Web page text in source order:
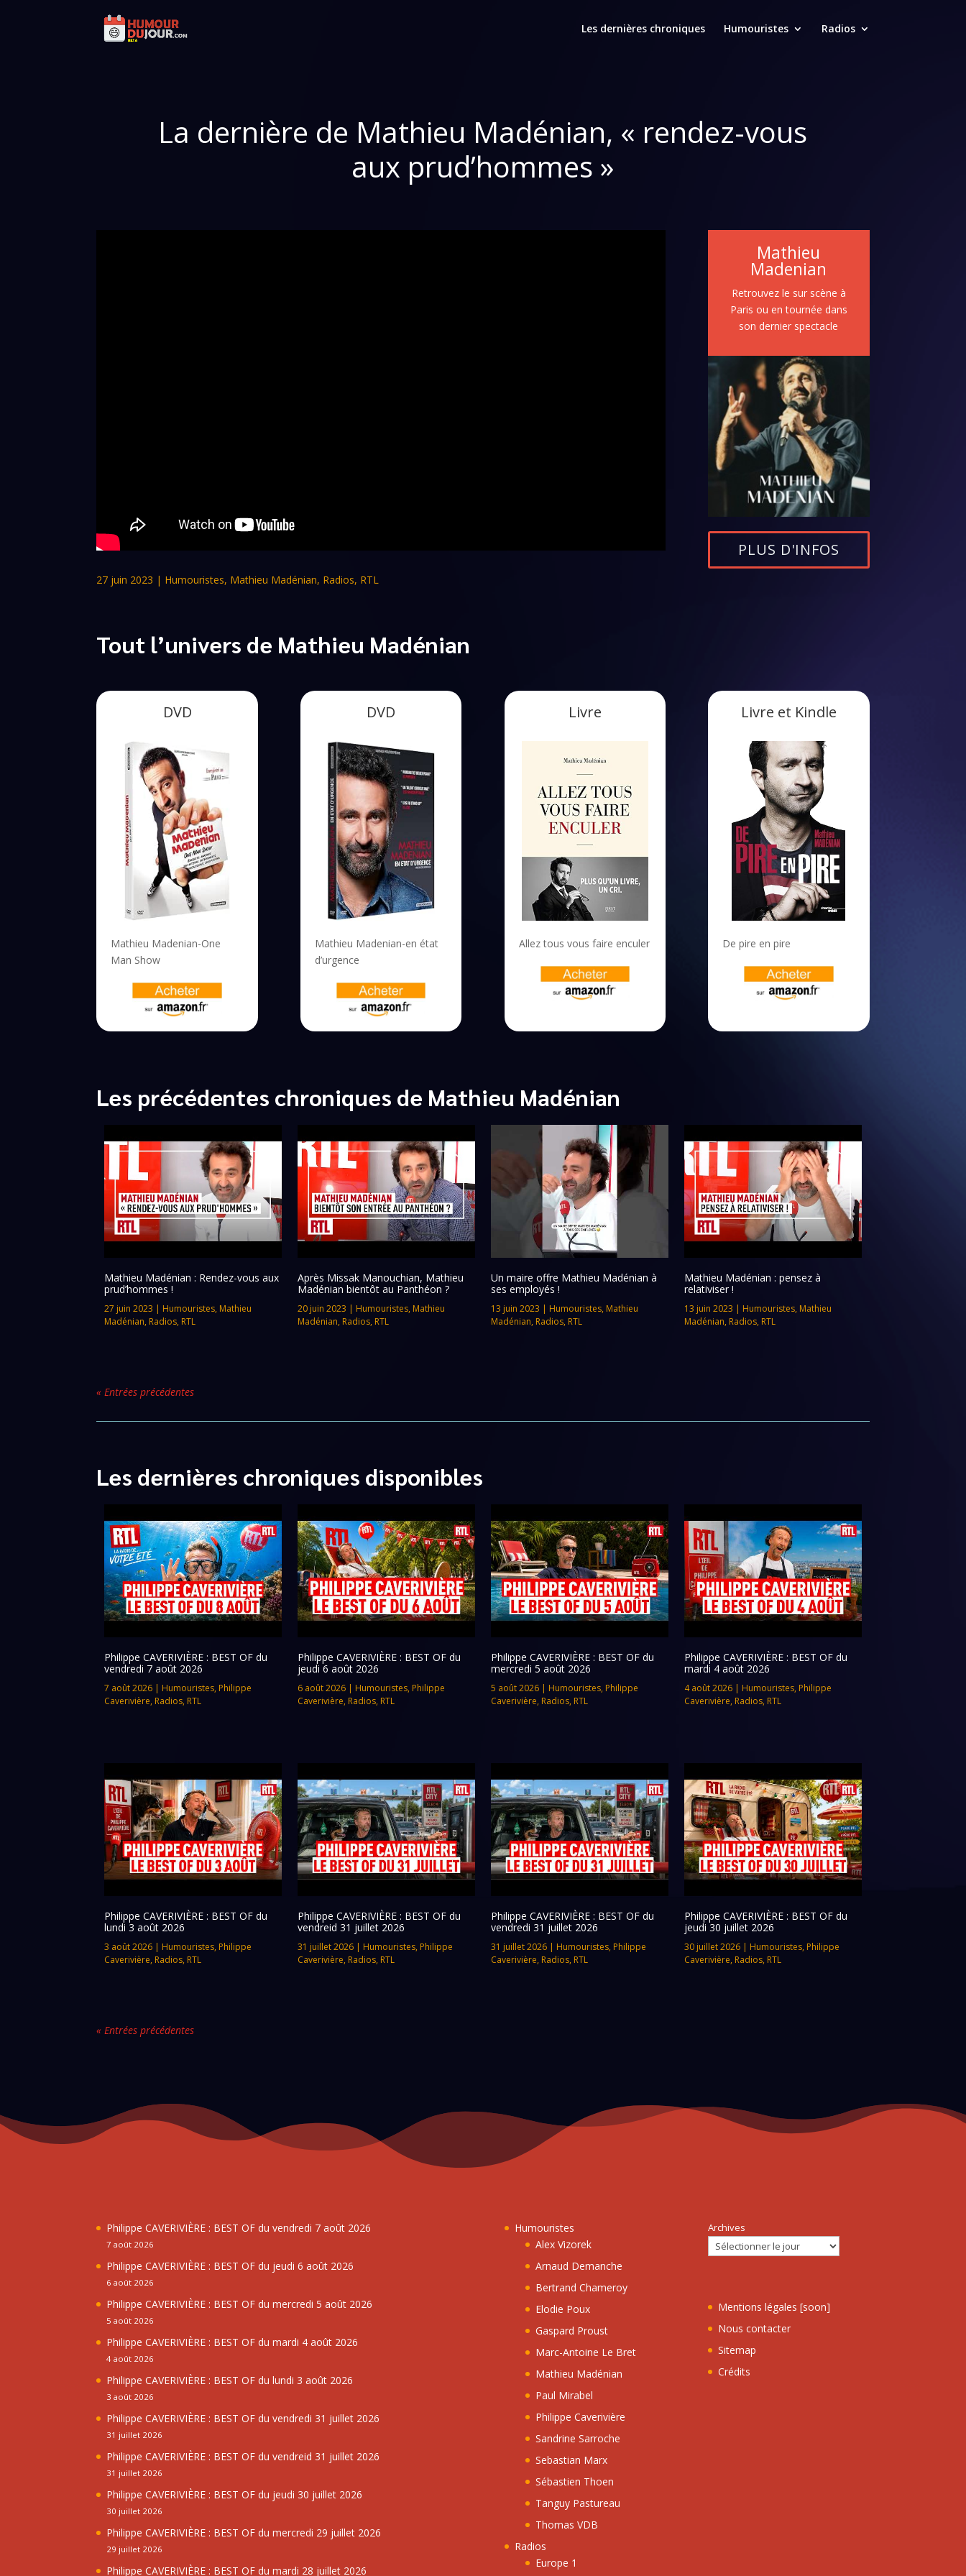
Les dernières chroniques Humouristes Radios
La dernière de Mathieu Madénian, « rendez-vous
aux prud’hommes »
27 juin 2023 | Humouristes, Mathieu Madénian, Radios, RTL
Mathieu
Madenian
Retrouvez le sur scène à
Paris ou en tournée dans
son dernier spectacle
PLUS D'INFOS
Tout l’univers de Mathieu Madénian
DVD
Mathieu Madenian-One
Man Show
DVD
Mathieu Madenian-en état
d’urgence
Livre
Allez tous vous faire enculer
Livre et Kindle
De pire en pire
Les précédentes chroniques de Mathieu Madénian
Mathieu Madénian : Rendez-vous aux
prud’hommes !
27 juin 2023 | Humouristes, Mathieu
Madénian, Radios, RTL
Après Missak Manouchian, Mathieu
Madénian bientôt au Panthéon ?
20 juin 2023 | Humouristes, Mathieu
Madénian, Radios, RTL
Un maire offre Mathieu Madénian à
ses employés !
13 juin 2023 | Humouristes, Mathieu
Madénian, Radios, RTL
Mathieu Madénian : pensez à
relativiser !
13 juin 2023 | Humouristes, Mathieu
Madénian, Radios, RTL
« Entrées précédentes
Les dernières chroniques disponibles
Philippe CAVERIVIÈRE : BEST OF du
vendredi 7 août 2026
7 août 2026 | Humouristes, Philippe
Caverivière, Radios, RTL
Philippe CAVERIVIÈRE : BEST OF du
jeudi 6 août 2026
6 août 2026| Humouristes, Philippe
Caverivière, Radios, RTL
Philippe CAVERIVIÈRE : BEST OF du
mercredi 5 août 2026
5 août 2026| Humouristes, Philippe
Caverivière, Radios, RTL
Philippe CAVERIVIÈRE : BEST OF du
mardi 4 août 2026
4 août 2026| Humouristes, Philippe
Caverivière, Radios, RTL
Philippe CAVERIVIÈRE : BEST OF du
lundi 3 août 2026
3 août 2026 | Humouristes, Philippe
Caverivière, Radios, RTL
Philippe CAVERIVIÈRE : BEST OF du
vendreid 31 juillet 2026
31 juillet 2026| Humouristes, Philippe
Caverivière, Radios, RTL
Philippe CAVERIVIÈRE : BEST OF du
vendredi 31 juillet 2026
31 juillet 2026| Humouristes, Philippe
Caverivière, Radios, RTL
Philippe CAVERIVIÈRE : BEST OF du
jeudi 30 juillet 2026
30 juillet 2026| Humouristes, Philippe
Caverivière, Radios, RTL
« Entrées précédentes
Philippe CAVERIVIÈRE : BEST OF du vendredi 7 août 2026
7 août 2026
Philippe CAVERIVIÈRE : BEST OF du jeudi 6 août 2026
6 août 2026
Philippe CAVERIVIÈRE : BEST OF du mercredi 5 août 2026
5 août 2026
Philippe CAVERIVIÈRE : BEST OF du mardi 4 août 2026
4 août 2026
Philippe CAVERIVIÈRE : BEST OF du lundi 3 août 2026
3 août 2026
Philippe CAVERIVIÈRE : BEST OF du vendredi 31 juillet 2026
31 juillet 2026
Philippe CAVERIVIÈRE : BEST OF du vendreid 31 juillet 2026
31 juillet 2026
Philippe CAVERIVIÈRE : BEST OF du jeudi 30 juillet 2026
30 juillet 2026
Philippe CAVERIVIÈRE : BEST OF du mercredi 29 juillet 2026
29 juillet 2026
Philippe CAVERIVIÈRE : BEST OF du mardi 28 juillet 2026
Humouristes
Alex Vizorek
Arnaud Demanche
Bertrand Chameroy
Elodie Poux
Gaspard Proust
Marc-Antoine Le Bret
Mathieu Madénian
Paul Mirabel
Philippe Caverivière
Sandrine Sarroche
Sebastian Marx
Sébastien Thoen
Tanguy Pastureau
Thomas VDB
Radios
Europe 1
Archives
Mentions légales [soon]
Nous contacter
Sitemap
Crédits